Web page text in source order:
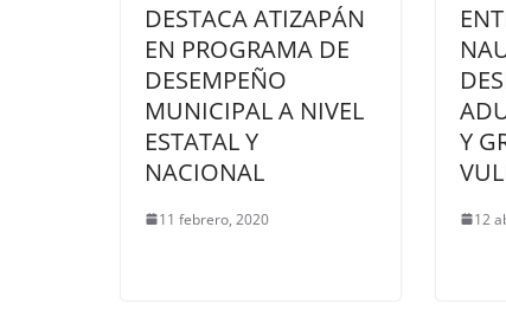
DESTACA ATIZAPÁN
EN PROGRAMA DE
DESEMPEÑO
MUNICIPAL A NIVEL
ESTATAL Y
NACIONAL
11 febrero, 2020
Y
12